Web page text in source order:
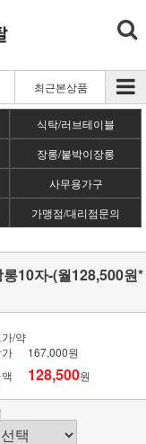
최근본상품
식탁/러브테이블
장롱/붙박이장롱
사무용가구
가맹점/대리점문의
10자-(월128,500원*
/약
167,000원
128,500원